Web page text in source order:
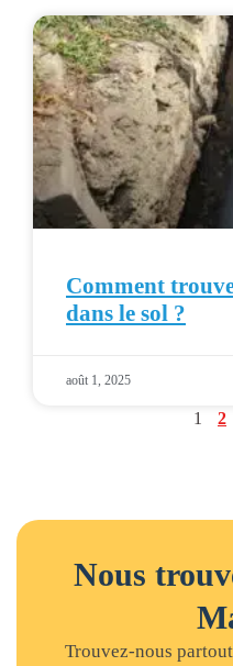
Comment
dans le sol ?
août 1, 2025
1 2
Nous
Trouvez-nous